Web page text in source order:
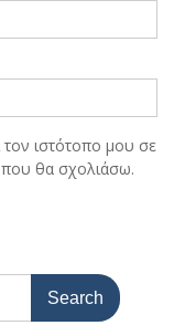
ιστότοπο μου σε
θα σχολιάσω.